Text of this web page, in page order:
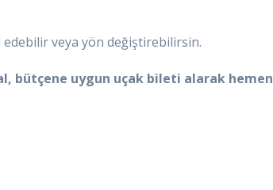
veya yön değiştirebilirsin.
bütçene uygun uçak bileti alarak